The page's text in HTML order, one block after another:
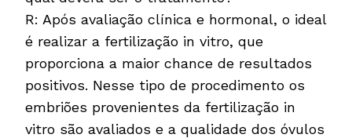
R: Após avaliação clínica e hormonal, o ideal
é realizar a fertilização in vitro, que
proporciona a maior chance de resultados
positivos. Nesse tipo de procedimento os
embriões provenientes da fertilização in
vitro são avaliados e a qualidade dos óvulos